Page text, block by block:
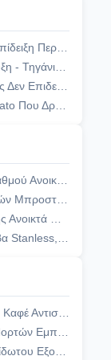
Οδηγήσεων Στρωμάτων
Ψυκτήρας Μορφή
Πάντα 2 - 6 Βαθμό
4Pcs 5L Gelato
Διευθετήσιμα
Φωτός Ελεύθερος
Ελεγχόμενα PID
Προθήκη Υπεραγορών
Ελεγκτών Μίνι
Ψυκτήρων Εμπορικός
Αρτοποιείων